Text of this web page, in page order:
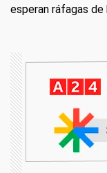
esperan ráfagas